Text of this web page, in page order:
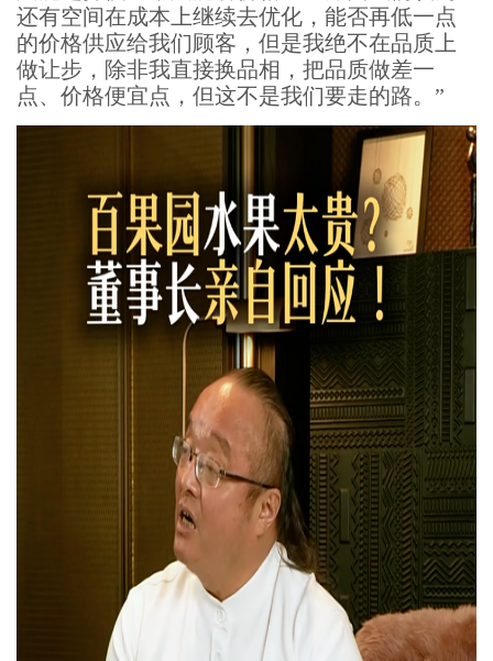
还有空间在成本上继续去优化，能否再低一点
的价格供应给我们顾客，但是我绝不在品质上
做让步，除非我直接换品相，把品质做差一
点、价格便宜点，但这不是我们要走的路。”